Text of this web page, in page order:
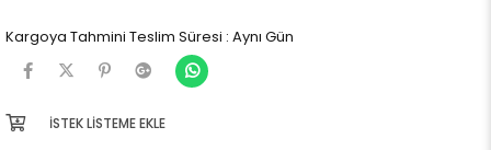
Kargoya Tahmini Teslim Süresi : Aynı Gün
İSTEK LISTEME EKLE